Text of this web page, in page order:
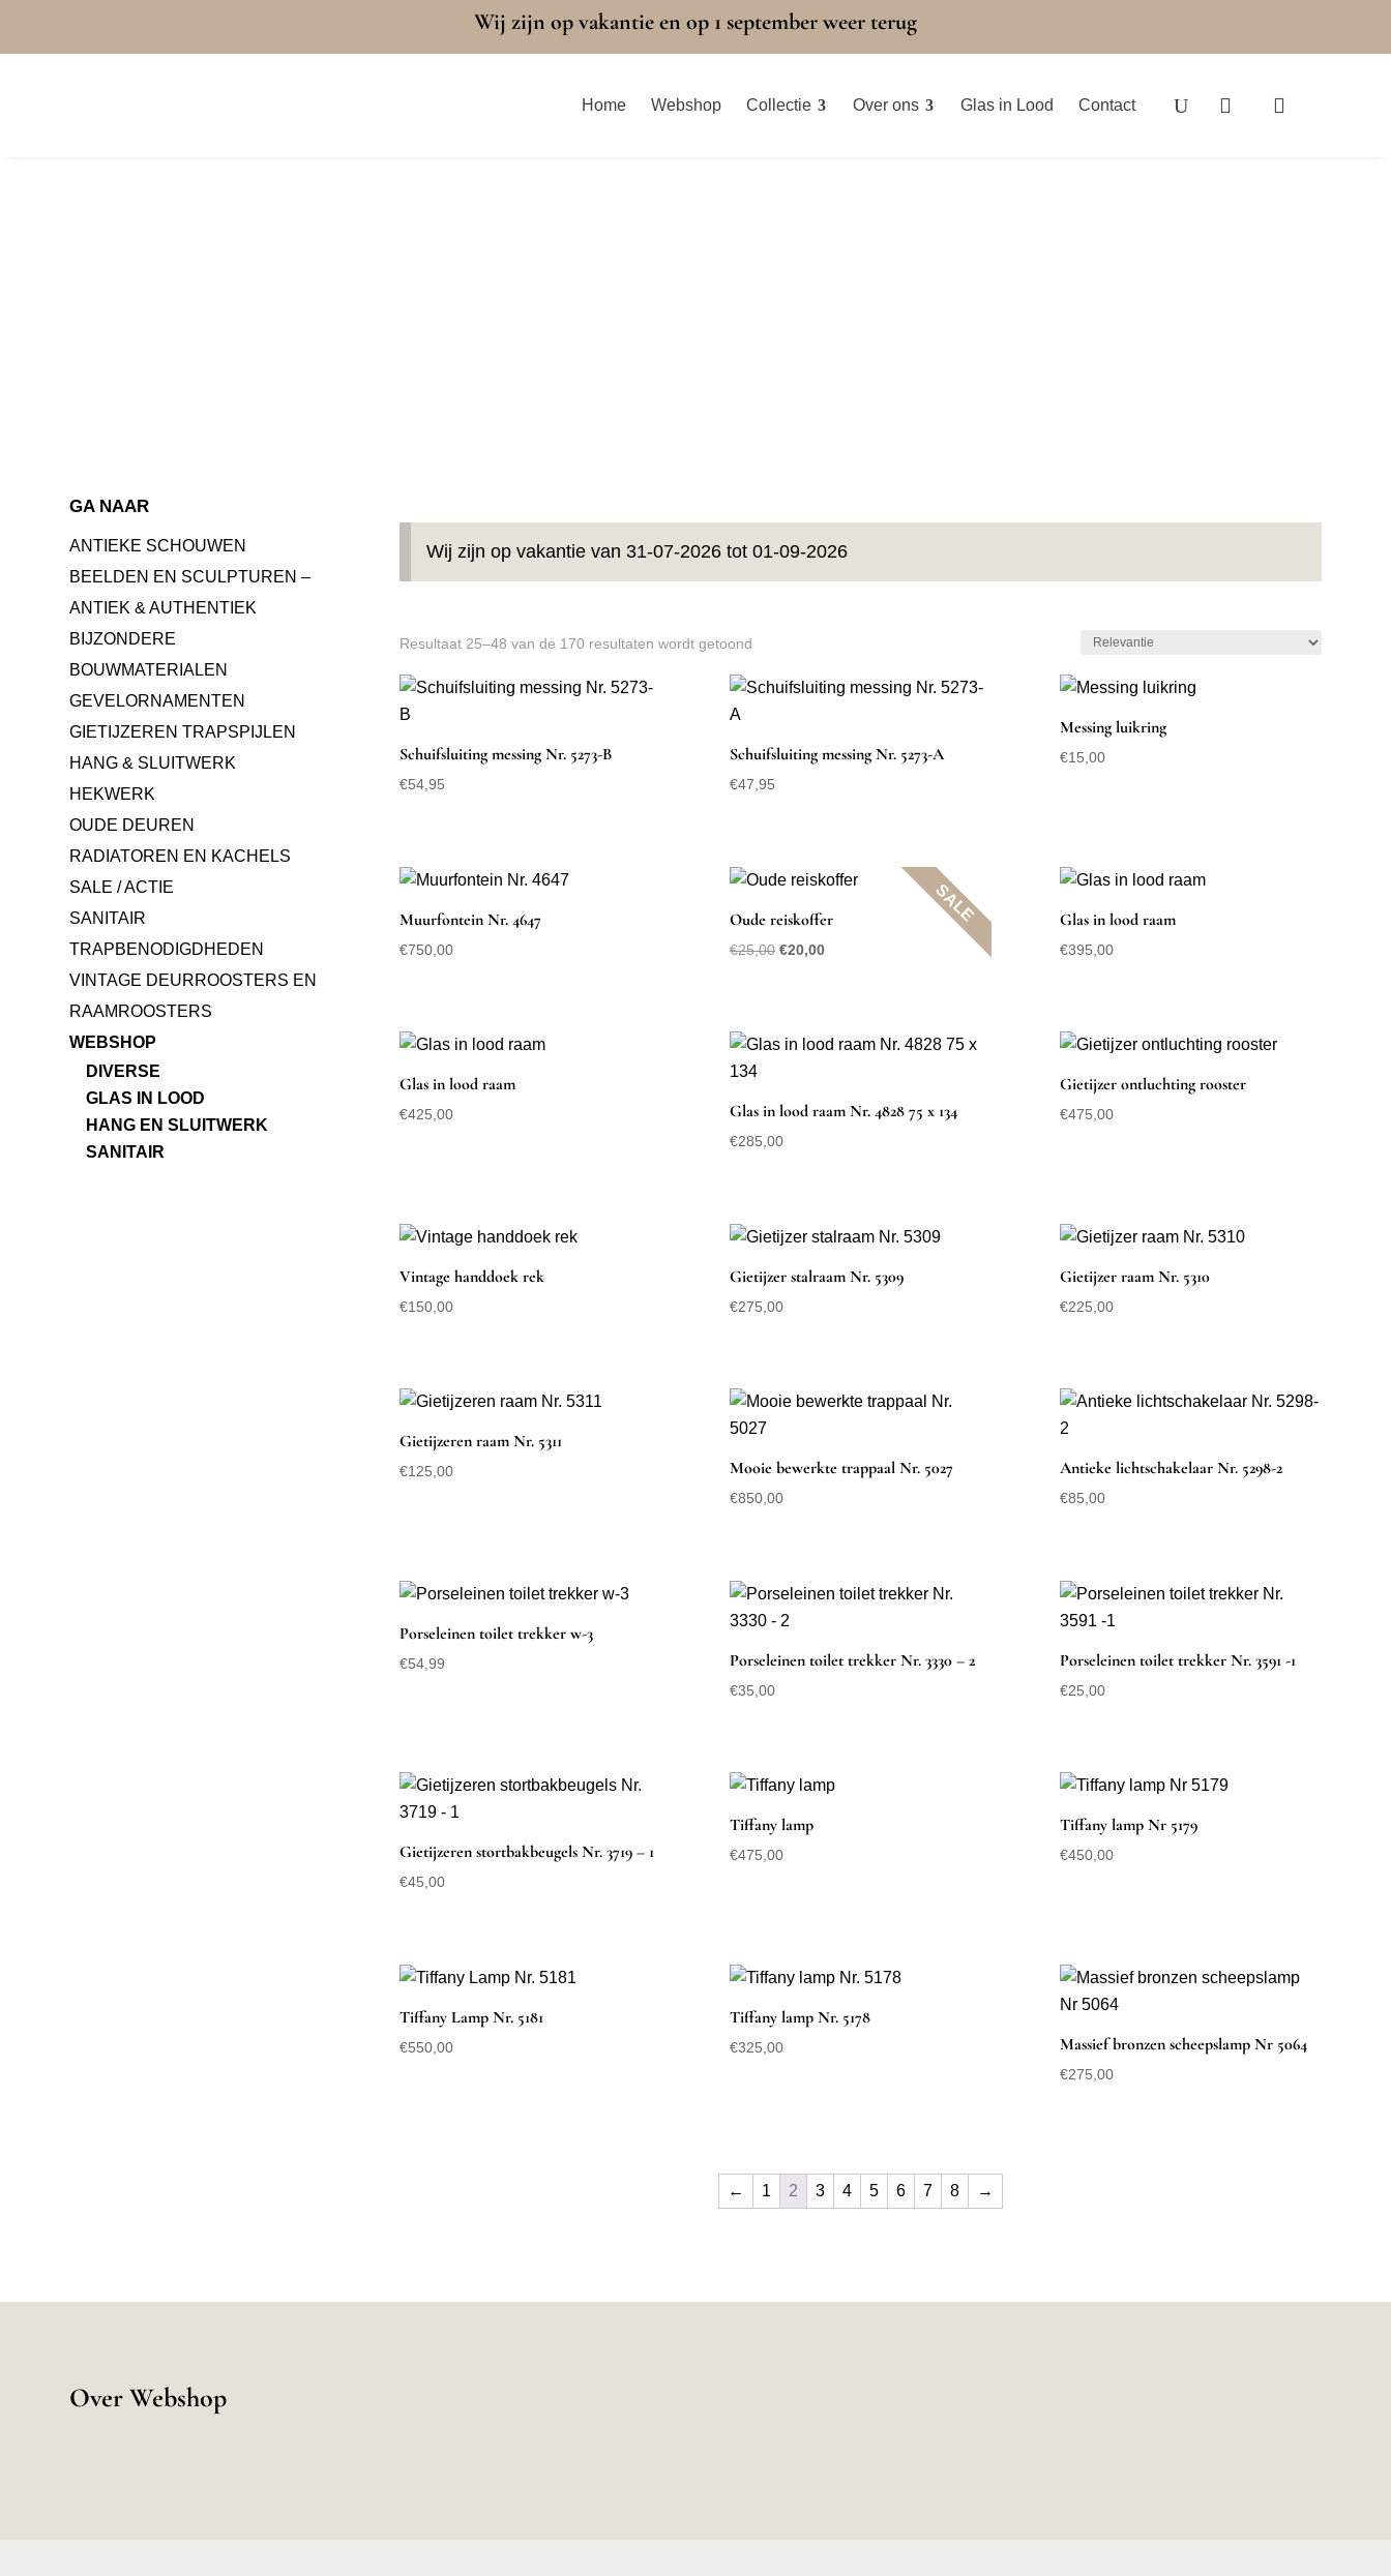
Wij zijn op vakantie en op 1 september weer terug
Home Webshop Collectie Over ons Glas in Lood Contact
GA NAAR
ANTIEKE SCHOUWEN
BEELDEN EN SCULPTUREN –
ANTIEK & AUTHENTIEK
BIJZONDERE
BOUWMATERIALEN
GEVELORNAMENTEN
GIETIJZEREN TRAPSPIJLEN
HANG & SLUITWERK
HEKWERK
OUDE DEUREN
RADIATOREN EN KACHELS
SALE / ACTIE
SANITAIR
TRAPBENODIGDHEDEN
VINTAGE DEURROOSTERS EN
RAAMROOSTERS
WEBSHOP
DIVERSE
GLAS IN LOOD
HANG EN SLUITWERK
SANITAIR
Wij zijn op vakantie van 31-07-2026 tot 01-09-2026
Resultaat 25–48 van de 170 resultaten wordt getoond
Schuifsluiting messing Nr. 5273-B
€54,95
Schuifsluiting messing Nr. 5273-A
€47,95
Messing luikring
€15,00
Muurfontein Nr. 4647
€750,00
SALE
Oude reiskoffer
€25,00 Oorspronkelijke
€20,00Huidige
Glas in lood raam
€395,00
Glas in lood raam
€425,00 Glas in lood raam Nr. 4828 75 x 134
€285,00
Gietijzer ontluchting rooster
€475,00
Vintage handdoek rek
€150,00
Gietijzer stalraam Nr. 5309
€275,00
Gietijzer raam Nr. 5310
€225,00
Gietijzeren raam Nr. 5311
€125,00 Mooie bewerkte trappaal Nr. 5027
€850,00
Antieke lichtschakelaar Nr. 5298-2
€85,00
Porseleinen toilet trekker w-3
€54,99 Porseleinen toilet trekker Nr. 3330 – 2
€35,00
Porseleinen toilet trekker Nr. 3591 -1
€25,00
Gietijzeren stortbakbeugels Nr. 3719 – 1
€45,00
Tiffany lamp
€475,00
Tiffany lamp Nr 5179
€450,00
Tiffany Lamp Nr. 5181
€550,00
Tiffany lamp Nr. 5178
€325,00 Massief bronzen scheepslamp Nr 5064
€275,00
← 1 2 3 4 5 6 7 8 →
Over Webshop